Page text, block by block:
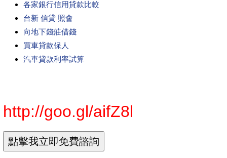
各家銀行信用貸款比較
台新 信貸 照會
向地下錢莊借錢
買車貸款保人
汽車貸款利率試算
http://goo.gl/aifZ8l